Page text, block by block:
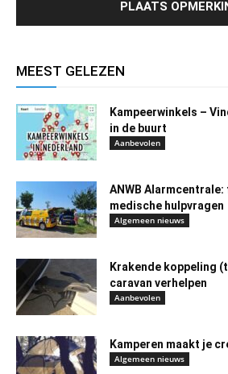
MEEST GELEZEN
Kampeerwinkels –
in de buurt
Aanbevolen
ANWB
medische hulpvragen
Algemeen nieuws
Krakende koppeling
caravan verhelpen
Aanbevolen
Kamperen maakt je
Algemeen nieuws